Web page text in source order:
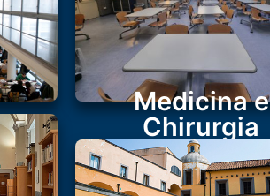
Medicina e
Chirurgia